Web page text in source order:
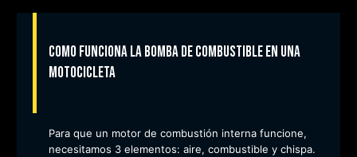
Como funciona la bomba de combustible en una
motocicleta
Para que un motor de combustión interna funcione,
necesitamos 3 elementos: aire, combustible y chispa.